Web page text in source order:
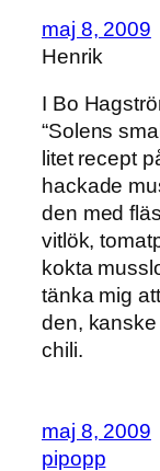
maj 8, 2009
Henrik
I Bo
“Solens
litet recept
hackade
den med
vitlök,
kokta
tänka mig
den,
chili.
maj 8, 2009
pipopp